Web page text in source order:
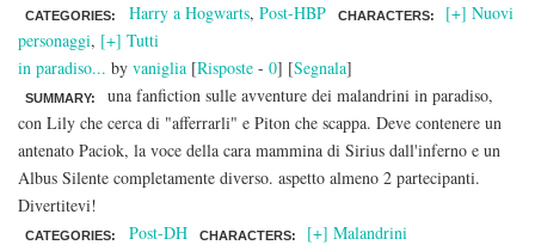
CATEGORIES: Harry a Hogwarts, Post-HBP CHARACTERS:
[+] Nuovi
personaggi, [+] Tutti
in paradiso... by vaniglia [Risposte - 0] [Segnala]
SUMMARY:
una fanfiction sulle avventure dei malandrini in paradiso,
con Lily che cerca di "afferrarli" e Piton che scappa. Deve contenere un
antenato Paciok, la voce della cara mammina di Sirius dall'inferno e un
Albus Silente completamente diverso. aspetto almeno 2 partecipanti.
Divertitevi!
CATEGORIES: Post-DH CHARACTERS:
[+] Malandrini